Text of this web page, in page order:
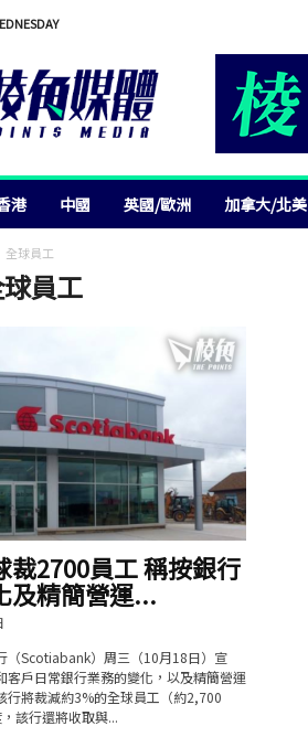
港 中國 英國/歐洲 加拿大/北美
全球員工
員工
裁2700員工 稱按銀行
及精簡營運...
（Scotiabank）周三（10月18日）宣
客戶日常銀行業務的變化，以及精簡營運
行將裁減約3%的全球員工（約2,700
該行還將收取與...